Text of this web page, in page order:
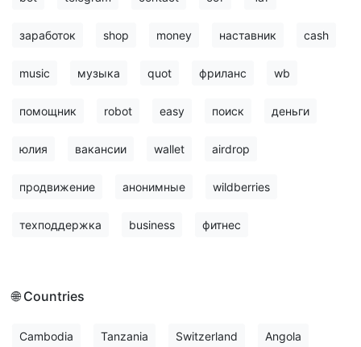
заработок shop money наставник cash
music музыка quot фриланс wb
помощник robot easy поиск деньги
юлия вакансии wallet airdrop
продвижение анонимные wildberries
техподдержка business фитнес
🌐 Countries
Cambodia Tanzania Switzerland Angola